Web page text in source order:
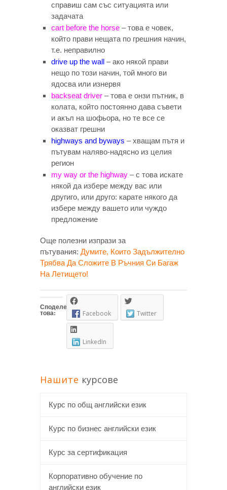
справиш сам със ситуацията или
задачата
cart before the horse – това е човек,
който прави нещата по грешния начин,
т.е. неправилно
drive up the wall – ако някой прави
нещо по този начин, той много ви
ядосва или изнервя
backseat driver – това е онзи пътник, в
колата, който постоянно дава съвети
и акъл на шофьора, но те все се
оказват грешни
highways and byways – хващам пътя и
пътувам наляво-надясно из целия
регион
my way or the highway – с това искате
някой да избере между вас или
другиго, или друго: карате някого да
избере между вашето или чуждо
предложение
Още полезни изпрази за
пътувания: Думите, Които Задължително
Трябва Да Сложите В Ръчния Си Багаж
На Летището!
Споделете
това: Facebook Twitter
LinkedIn
Нашите курсове
Курс по общ английски език
Курс по бизнес английски език
Курс за сертификация
Корпоративно обучение по
английски език